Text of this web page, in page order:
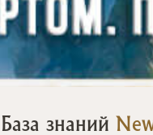
База знаний